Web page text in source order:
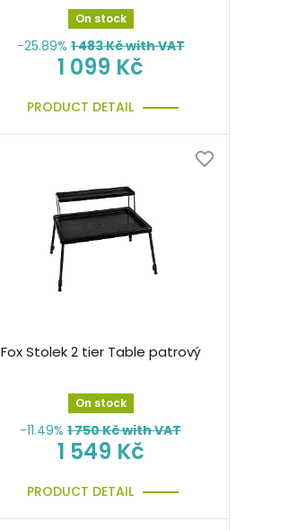
On stock
-25.89% 1 483Kč with VAT
1 099 Kč
PRODUCT DETAIL
Fox Stolek 2 tier Table patrový
On stock
-11.49% 1 750Kč with VAT
1 549 Kč
PRODUCT DETAIL